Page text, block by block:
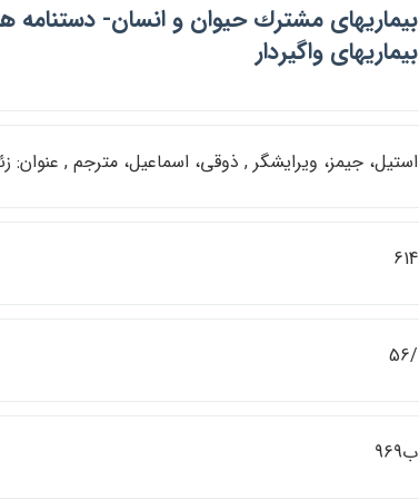
بيماريهاي مشترك حيوان و انسان- دستنامه
بيماريهاي واگيردار
استيل، جيمز، ويرايشگر , ذوقي، اسماعيل، مترجم , عنوان:
614
/56
ب969